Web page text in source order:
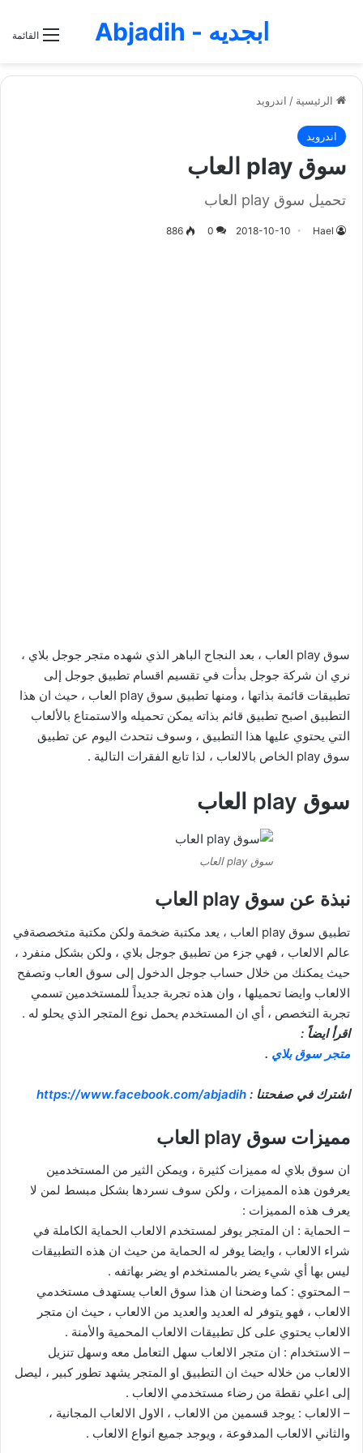
القائمة ابجديه - Abjadih
الرئيسية / اندرويد
اندرويد
سوق play العاب
تحميل سوق play العاب
Hael
2018-10-10
0
886
سوق play العاب ، بعد النجاح الباهر الذي شهده متجر جوجل بلاي ،
نري ان شركة جوجل بدأت في تقسيم اقسام تطبيق جوجل إلى
تطبيقات قائمة بذاتها ، ومنها تطبيق سوق play العاب ، حيث ان هذا
التطبيق اصبح تطبيق قائم بذاته يمكن تحميله والاستمتاع بالألعاب
التي يحتوي عليها هذا التطبيق ، وسوف نتحدث اليوم عن تطبيق
سوق play الخاص بالالعاب ، لذا تابع الفقرات التالية .
سوق play العاب
سوق play العاب
نبذة عن سوق play العاب
تطبيق سوق play العاب ، يعد مكتبة ضخمة ولكن مكتبة متخصصةفي
عالم الالعاب ، فهي جزء من تطبيق جوجل بلاي ، ولكن بشكل منفرد ،
حيث يمكنك من خلال حساب جوجل الدخول إلى سوق العاب وتصفح
الالعاب وايضا تحميلها ، وان هذه تجربة جديداً للمستخدمين تسمي
تجربة التخصص ، أي ان المستخدم يحمل نوع المتجر الذي يحلو له .
اقرأ ايضاً :
متجر سوق بلاي .
اشترك في صفحتنا : https://www.facebook.com/abjadih
مميزات سوق play العاب
ان سوق بلاي له مميزات كثيرة ، ويمكن الثير من المستخدمين
يعرفون هذه المميزات ، ولكن سوف نسردها بشكل مبسط لمن لا
يعرف هذه المميزات :
– الحماية : ان المتجر يوفر لمستخدم الالعاب الحماية الكاملة في
شراء الالعاب ، وايضا يوفر له الحماية من حيث ان هذه التطبيقات
ليس بها أي شيء يضر بالمستخدم او يضر بهاتفه .
– المحتوي : كما وضحنا ان هذا سوق العاب يستهدف مستخدمي
الالعاب ، فهو يتوفر له العديد والعديد من الالعاب ، حيث ان متجر
الالعاب يحتوي على كل تطبيقات الالعاب المحمية والأمنة .
– الاستخدام : ان متجر الالعاب سهل التعامل معه وسهل تنزيل
الالعاب من خلاله حيث ان التطبيق او المتجر يشهد تطور كبير ، ليصل
إلى اعلي نقطة من رضاء مستخدمي الالعاب .
– الالعاب : يوجد قسمين من الالعاب ، الاول الالعاب المجانية ،
والثاني الالعاب المدفوعة ، ويوجد جميع انواع الالعاب .